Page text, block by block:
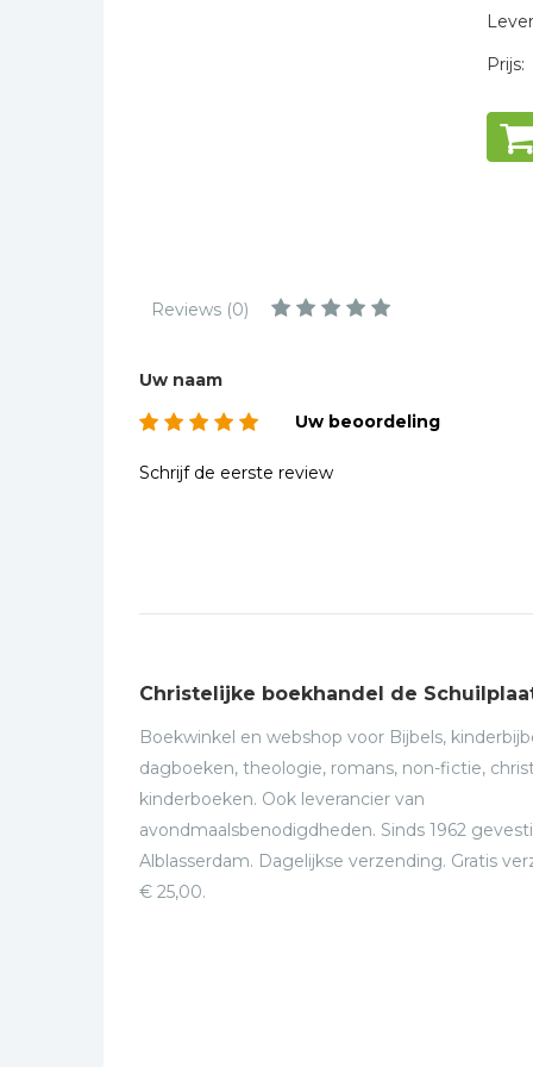
Toeristische kaarten en
gidsen
Prijs:
Reviews (0)
Uw naam
Uw beoordeling
Schrijf de eerste review
Christelijke boekhandel de
Boekwinkel en webshop voor Bijbels,
dagboeken, theologie, romans, non-fictie,
kinderboeken. Ook leverancier van
avondmaalsbenodigdheden. Sinds 1962
Alblasserdam. Dagelijkse verzending. Gratis
€ 25,00.